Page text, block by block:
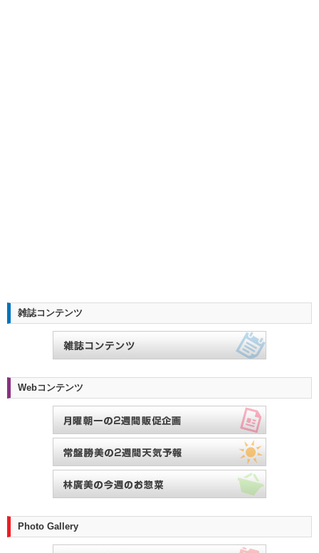
雑誌コンテンツ
Webコンテンツ
Photo Gallery